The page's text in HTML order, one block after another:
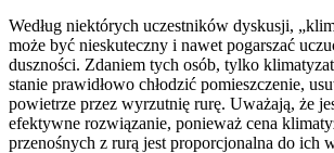
Według niektórych uczestników dyskusji,
może być nieskuteczny i nawet pogarszać
duszności. Zdaniem tych osób, tylko
stanie prawidłowo chłodzić pomieszczenie,
powietrze przez wyrzutnię rurę. Uważają, że
efektywne rozwiązanie, ponieważ cena
przenośnych z rurą jest proporcjonalna do ich